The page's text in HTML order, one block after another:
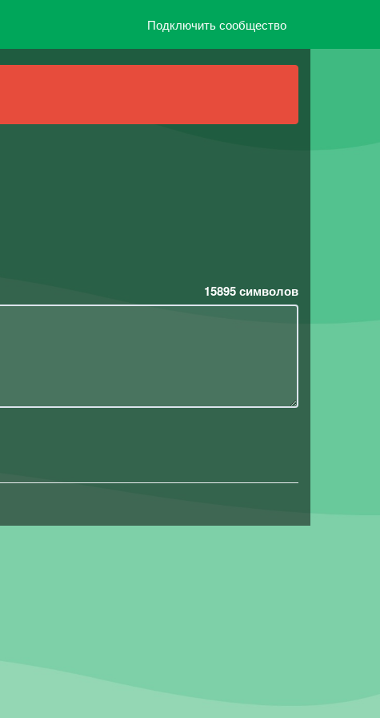
Подключить сообщество
15895символов